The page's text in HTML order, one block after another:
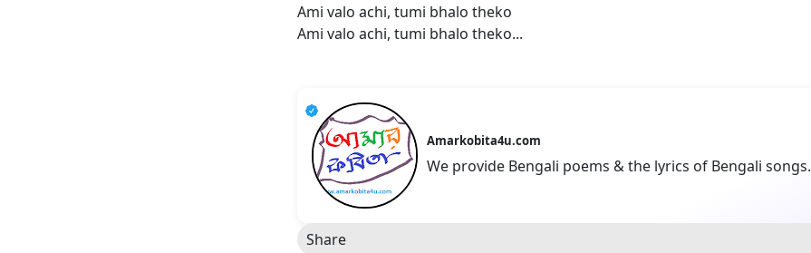
Ami valo achi, tumi bhalo theko
Ami valo achi, tumi bhalo theko...
Amarkobita4u.com
We provide Bengali poems & the lyrics of Bengali songs.
Share